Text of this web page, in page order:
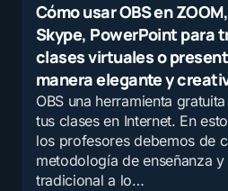
Cómo usar OBS en
Skype, PowerPoint para
clases virtuales o
manera elegante y
OBS una herramienta
tus clases en Internet. En
los profesores debemos de
metodología de enseñanza
tradicional a lo…